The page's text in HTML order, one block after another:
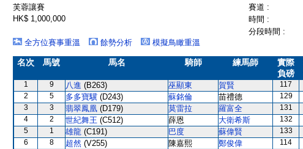
芙蓉讓賽
賽道 :
HK$ 1,000,000
時間 :
分段時間 :
全方位賽事重溫
餘勢分析 模擬鳥瞰重溫
名次 馬號 馬名 騎師 練馬師
實際
負磅
1 9 八進 (B263) 巫顯東 賀賢 117
2
5 多多寶驥 (D243) 蘇銘倫 苗禮德 129
3
3 翡翠鳳凰 (D179) 莫雷拉 羅富全 131
4
2 世紀舞王 (C512) 薛恩 大衛希斯 132
5
1 雄龍 (C191) 巴度 蘇偉賢 133
6
8 超然 (V255) 陳嘉熙 鄭俊偉 114